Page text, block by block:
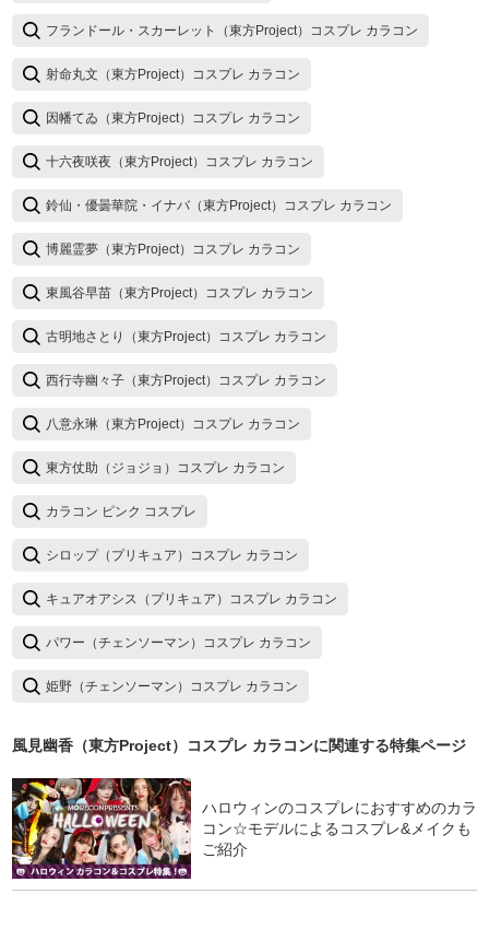
フランドール・スカーレット（東方Project）コスプレ カラコン
射命丸文（東方Project）コスプレ カラコン
因幡てゐ（東方Project）コスプレ カラコン
十六夜咲夜（東方Project）コスプレ カラコン
鈴仙・優曇華院・イナバ（東方Project）コスプレ カラコン
博麗霊夢（東方Project）コスプレ カラコン
東風谷早苗（東方Project）コスプレ カラコン
古明地さとり（東方Project）コスプレ カラコン
西行寺幽々子（東方Project）コスプレ カラコン
八意永琳（東方Project）コスプレ カラコン
東方仗助（ジョジョ）コスプレ カラコン
カラコン ピンク コスプレ
シロップ（プリキュア）コスプレ カラコン
キュアオアシス（プリキュア）コスプレ カラコン
パワー（チェンソーマン）コスプレ カラコン
姫野（チェンソーマン）コスプレ カラコン
風見幽香（東方Project）コスプレ カラコンに関連する特集ページ
ハロウィンのコスプレにおすすめのカラ
コン☆モデルによるコスプレ&メイクも
ご紹介